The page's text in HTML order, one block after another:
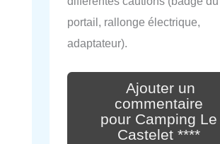
portail, rallonge électrique,
adaptateur).
Ajouter un
commentaire
pour Camping Le
Castelet ****